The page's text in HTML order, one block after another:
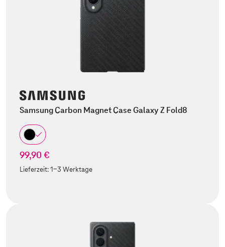
Samsung Carbon Magnet Case Galaxy Z Fold8
99,90 €
Lieferzeit:1-3 Werktage